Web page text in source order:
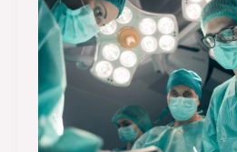
y
salas
intervención
(ITC-
BT-